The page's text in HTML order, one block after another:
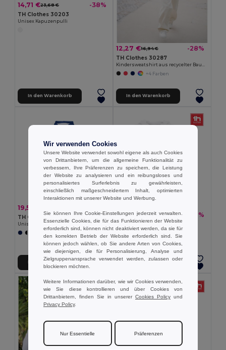
14,71 €23,68 € -38%
TH Clothes 30203
Unisex Kapuzenpulli
In den Warenkorb
12,27 €16,94 € -28%
TH Clothes 30287
+4 Farben
In den Warenkorb
19,55 €
TH Clothes 30189
Unisex Sweatshirt
In den Warenkorb
18,21 €29,06 € -37%
TH Clothes 30257
Damen Kapuzenpulli
In den Warenkorb
Wir verwenden Cookies
Unsere Website verwendet sowohl eigene als auch Cookies
von Drittanbietern, um die allgemeine Funktionalität zu
verbessern, Ihre Präferenzen zu speichern, die Leistung
der Website zu analysieren und ein reibungsloses und
personalisiertes Surferlebnis zu gewährleisten,
einschließlich maßgeschneidertem Inhalt, optimierten
Interaktionen mit unserer Website und Werbung.
Sie können Ihre Cookie-Einstellungen jederzeit verwalten.
Essenzielle Cookies, die für das Funktionieren der Website
erforderlich sind, können nicht deaktiviert werden, da sie für
den korrekten Betrieb der Website erforderlich sind. Sie
können jedoch wählen, ob Sie andere Arten von Cookies,
wie diejenigen, die für Personalisierung, Analyse und
Zielgruppenansprache verwendet werden, zulassen oder
blockieren möchten.
Weitere Informationen darüber, wie wir Cookies verwenden,
wie Sie diese kontrollieren und über Cookies von
Drittanbietern, finden Sie in unserer Cookies Policy und
Privacy Policy.
Nur Essentielle Präferenzen